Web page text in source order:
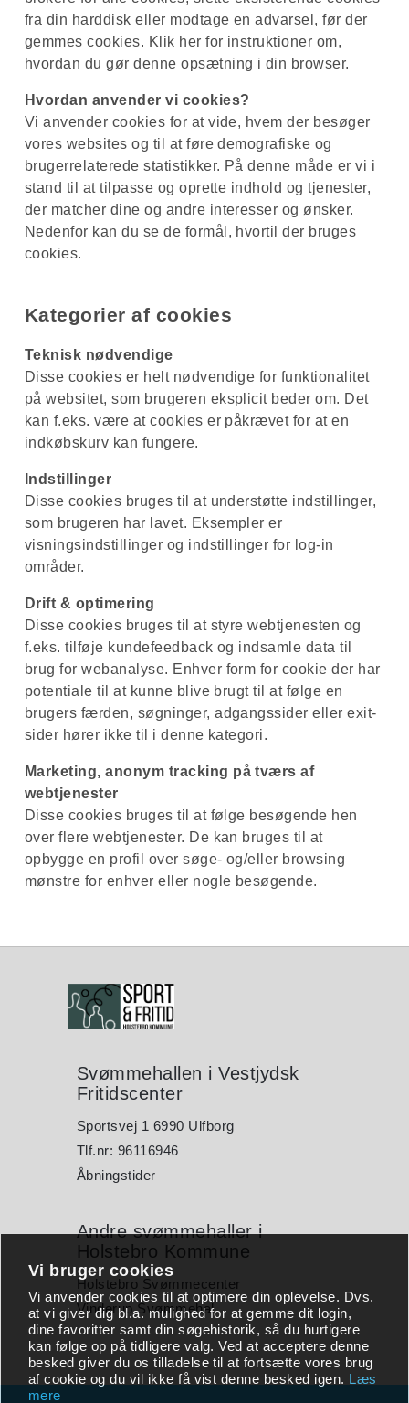
fra din harddisk eller modtage en advarsel, før der
gemmes cookies. Klik her for instruktioner om,
hvordan du gør denne opsætning i din browser.
Hvordan anvender vi cookies?
Vi anvender cookies for at vide, hvem der besøger
vores websites og til at føre demografiske og
brugerrelaterede statistikker. På denne måde er vi i
stand til at tilpasse og oprette indhold og tjenester,
der matcher dine og andre interesser og ønsker.
Nedenfor kan du se de formål, hvortil der bruges
cookies.
Kategorier af cookies
Teknisk nødvendige
Disse cookies er helt nødvendige for funktionalitet
på websitet, som brugeren eksplicit beder om. Det
kan f.eks. være at cookies er påkrævet for at en
indkøbskurv kan fungere.
Indstillinger
Disse cookies bruges til at understøtte indstillinger,
som brugeren har lavet. Eksempler er
visningsindstillinger og indstillinger for log-in
områder.
Drift & optimering
Disse cookies bruges til at styre webtjenesten og
f.eks. tilføje kundefeedback og indsamle data til
brug for webanalyse. Enhver form for cookie der har
potentiale til at kunne blive brugt til at følge en
brugers færden, søgninger, adgangssider eller exit-
sider hører ikke til i denne kategori.
Marketing, anonym tracking på tværs af
webtjenester
Disse cookies bruges til at følge besøgende hen
over flere webtjenester. De kan bruges til at
opbygge en profil over søge- og/eller browsing
mønstre for enhver eller nogle besøgende.
Svømmehallen i Vestjydsk
Fritidscenter
Sportsvej 1 6990 Ulfborg
Tlf.nr: 96116946
Åbningstider
Andre svømmehaller i
Holstebro Kommune
Holstebro Svømmecenter
Vinderup Svømmehal
Vi bruger cookies
Vi anvender cookies til at optimere din oplevelse. Dvs.
at vi giver dig bl.a. mulighed for at gemme dit login,
dine favoritter samt din søgehistorik, så du hurtigere
kan følge op på tidligere valg. Ved at acceptere denne
besked giver du os tilladelse til at fortsætte vores brug
af cookie og du vil ikke få vist denne besked igen. Læs
mere